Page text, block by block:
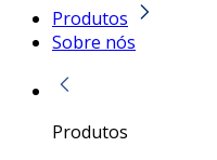
Produtos
Sobre nós
Produtos